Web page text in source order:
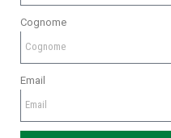
Cognome
Email